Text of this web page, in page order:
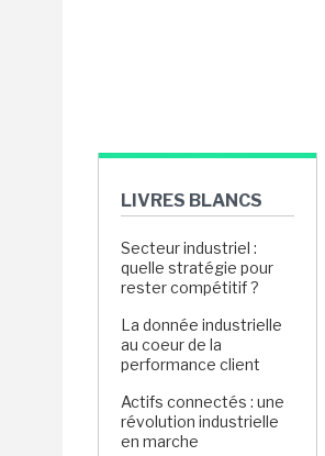
LIVRES BLANCS
Secteur industriel :
quelle stratégie pour
rester compétitif ?
La donnée industrielle
au coeur de la
performance client
Actifs connectés : une
révolution industrielle
en marche